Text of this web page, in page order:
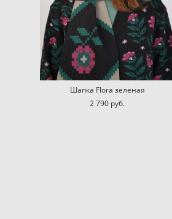
Шапка Flora зеленая
2 790 pуб.